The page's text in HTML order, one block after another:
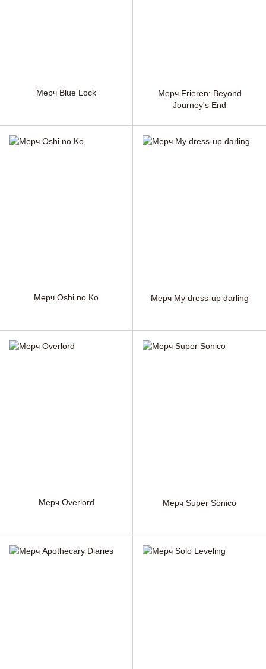
Мерч Blue Lock
Мерч Frieren: Beyond
Journey's End
Мерч Oshi no Ko Мерч My dress-up darling
Мерч Overlord Мерч Super Sonico